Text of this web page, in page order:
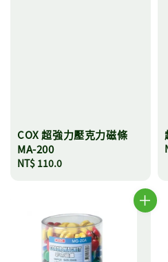
COX 超強力壓克力磁條
MA-200
Regular
NT$ 110.0